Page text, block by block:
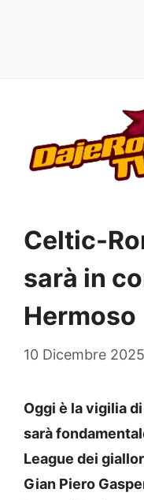
contenuto
Celtic-
sarà in
Hermoso
10 Dicembre 2025
Oggi è la vigilia
sarà
League dei
Gian Piero